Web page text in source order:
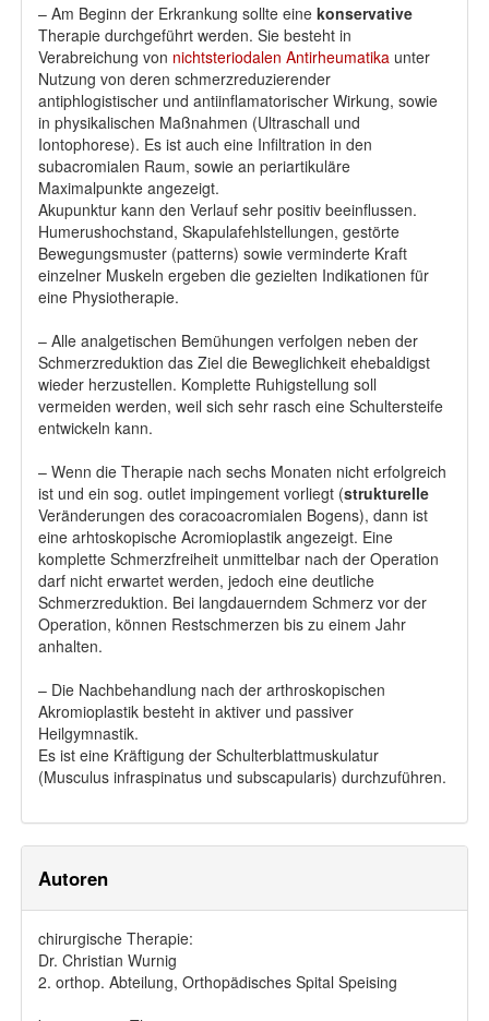
– Am Beginn der Erkrankung sollte einekonservative
Therapie durchgeführt werden. Sie besteht in
Verabreichung von nichtsteriodalen Antirheumatika unter
Nutzung von deren schmerzreduzierender
antiphlogistischer und antiinflamatorischer Wirkung, sowie
in physikalischen Maßnahmen (Ultraschall und
Iontophorese). Es ist auch eine Infiltration in den
subacromialen Raum, sowie an periartikuläre
Maximalpunkte angezeigt.
Akupunktur kann den Verlauf sehr positiv beeinflussen.
Humerushochstand, Skapulafehlstellungen, gestörte
Bewegungsmuster (patterns) sowie verminderte Kraft
einzelner Muskeln ergeben die gezielten Indikationen für
eine Physiotherapie.
– Alle analgetischen Bemühungen verfolgen neben der
Schmerzreduktion das Ziel die Beweglichkeit ehebaldigst
wieder herzustellen. Komplette Ruhigstellung soll
vermeiden werden, weil sich sehr rasch eine Schultersteife
entwickeln kann.
– Wenn die Therapie nach sechs Monaten nicht erfolgreich
ist und ein sog. outlet impingement vorliegt (strukturelle
Veränderungen des coracoacromialen Bogens), dann ist
eine arhtoskopische Acromioplastik angezeigt. Eine
komplette Schmerzfreiheit unmittelbar nach der Operation
darf nicht erwartet werden, jedoch eine deutliche
Schmerzreduktion. Bei langdauerndem Schmerz vor der
Operation, können Restschmerzen bis zu einem Jahr
anhalten.
– Die Nachbehandlung nach der arthroskopischen
Akromioplastik besteht in aktiver und passiver
Heilgymnastik.
Es ist eine Kräftigung der Schulterblattmuskulatur
(Musculus infraspinatus und subscapularis) durchzuführen.
Autoren
chirurgische Therapie:
Dr. Christian Wurnig
2. orthop. Abteilung, Orthopädisches Spital Speising